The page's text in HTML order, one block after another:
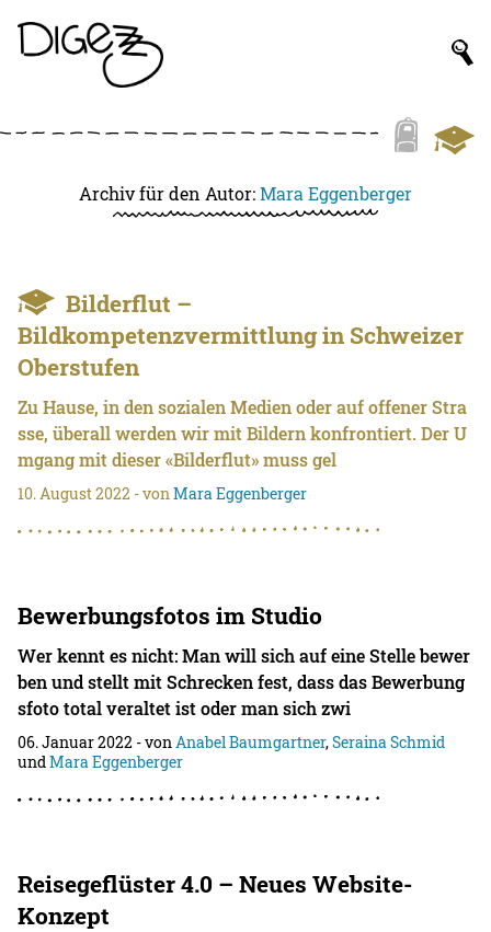
Archiv für den Autor:Mara Eggenberger
Bilderflut –
Bildkompetenzvermittlung in Schweizer
Oberstufen
Zu Hause, in den sozialen Medien oder auf offener Stra
sse, überall werden wir mit Bildern konfrontiert. Der U
mgang mit dieser «Bilderflut» muss gel
10. August 2022 - vonMara Eggenberger
Bewerbungsfotos im Studio
Wer kennt es nicht: Man will sich auf eine Stelle bewer
ben und stellt mit Schrecken fest, dass das Bewerbung
sfoto total veraltet ist oder man sich zwi
06. Januar 2022 - vonAnabel Baumgartner,Seraina Schmid
undMara Eggenberger
Reisegeflüster 4.0 – Neues Website-
Konzept